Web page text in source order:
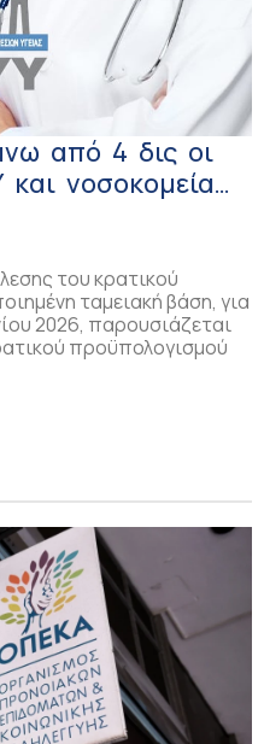
από 4 δις οι
νοσοκομεία
του κρατικού
ταμειακή βάση, για
2026, παρουσιάζεται
προϋπολογισμού